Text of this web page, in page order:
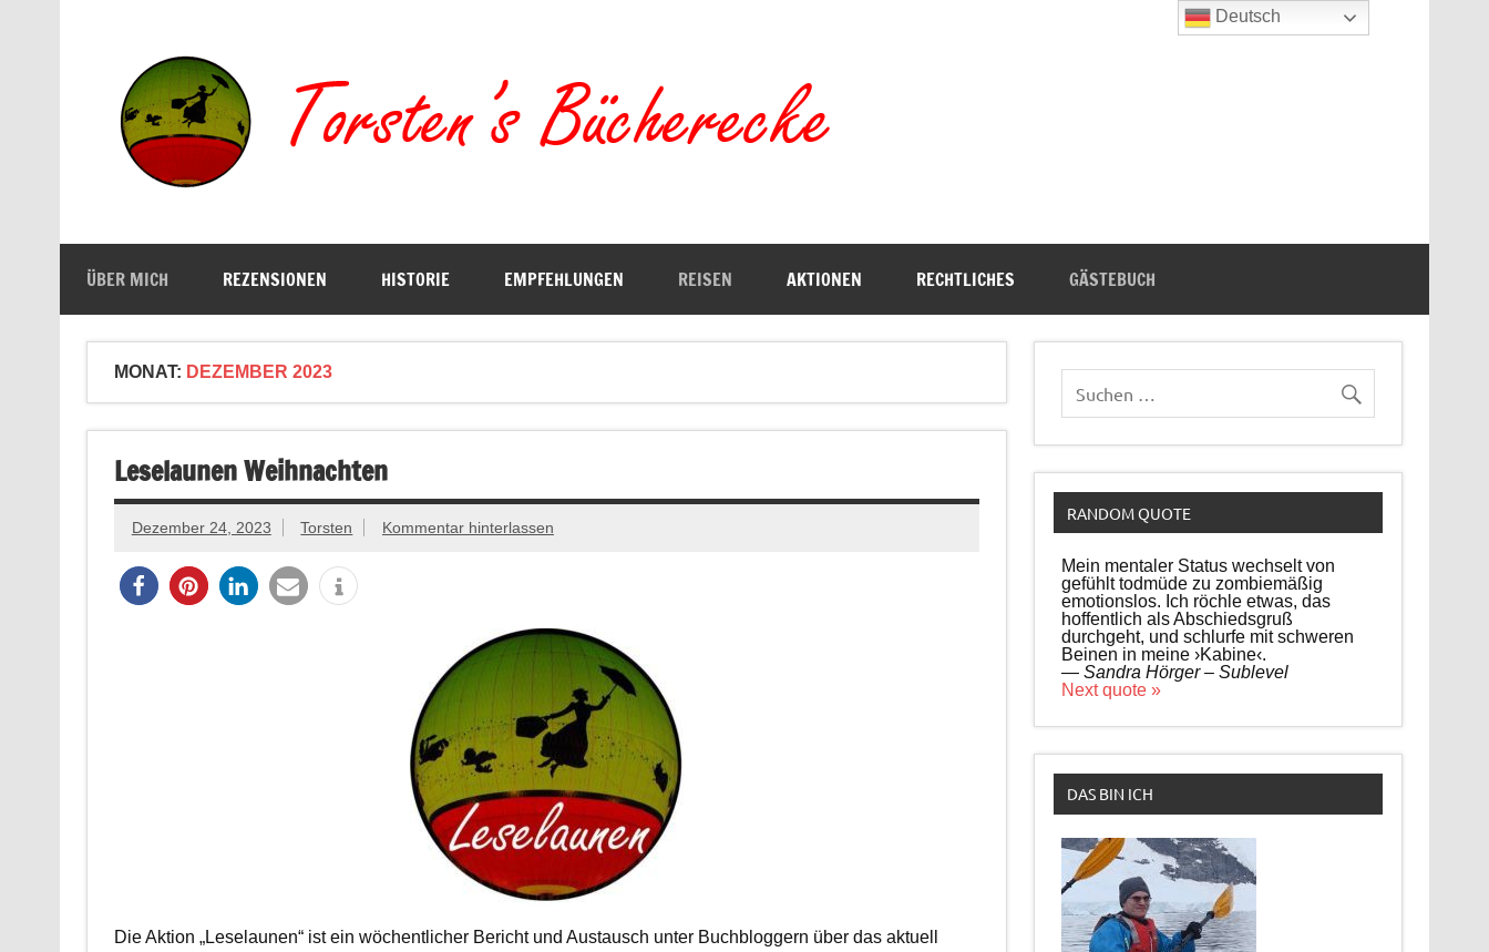
ÜBER MICH REZENSIONEN HISTORIE EMPFEHLUNGEN REISEN AKTIONEN RECHTLICHES GÄSTEBUCH
MONAT: DEZEMBER 2023
Leselaunen Weihnachten
Dezember 24, 2023 Torsten Kommentar hinterlassen
Die Aktion „Leselaunen“ ist ein wöchentlicher Bericht und Austausch unter Buchbloggern über das aktuell
RANDOM QUOTE
Mein mentaler Status wechselt von
gefühlt todmüde zu zombiemäßig
emotionslos. Ich röchle etwas, das
hoffentlich als Abschiedsgruß
durchgeht, und schlurfe mit schweren
Beinen in meine ›Kabine‹.
—Sandra Hörger – Sublevel
Next quote »
DAS BIN ICH
Deutsch